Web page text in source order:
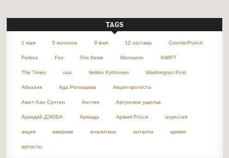
TAGS
1 мая 5 колонна 9 мая 12 застава CounterPunch
Forbes Fox Fox News Monsanto SWIFT
The Times usa Veikko Korhonen Washington Post
Абхазия Ада Роговцева Акция протеста
Амет-Хан Султан Англия Аргунское ущелье
Аркадий ДЗЮБА Армада Армия Росси агрессия
акция америка аналитика антанта армия
артисты